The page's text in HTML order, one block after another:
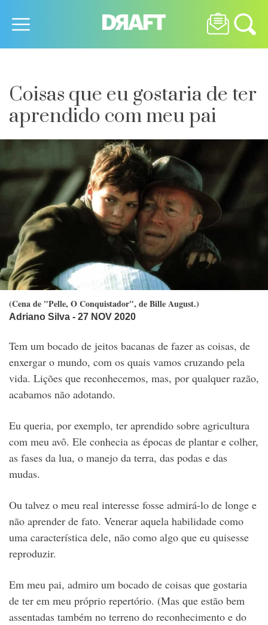
Coisas que eu gostaria de ter
aprendido com meu pai
(Cena de "Pelle, O Conquistador", de Bille August.)
Adriano Silva - 27 NOV 2020
Tem um bocado de jeitos bacanas de fazer as coisas, de
enxergar o mundo, com os quais vamos cruzando pela
vida. Lições que reconhecemos, mas, por qualquer razão,
acabamos não adotando.
Eu queria, por exemplo, ter aprendido sobre agricultura
com meu avô. Ele conhecia as épocas de plantar e colher,
as fases da lua, o manejo da terra, das podas e das
mudas.
Ou talvez o meu real interesse fosse admirá-lo de longe e
não aprender de fato. Venerar aquela habilidade como
uma característica dele, não como algo que eu quisesse
reproduzir.
Em meu pai, admiro um bocado de coisas que gostaria
de ter em meu próprio repertório. (Mas que estão bem
assentadas também no terreno do reconhecimento e do